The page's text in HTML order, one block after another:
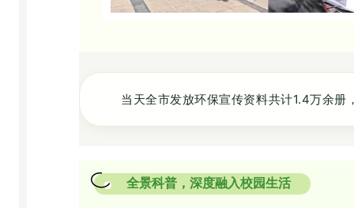
当天全市发放环保宣传资料共计1.4万余
全景科普，深度融入校园生活